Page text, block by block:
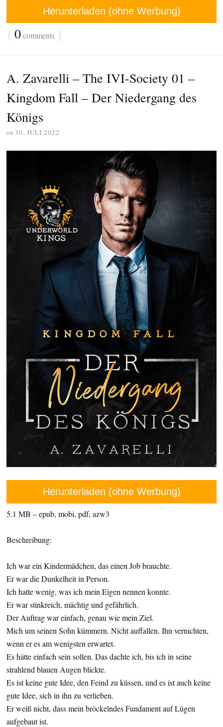
Herunterladen (ohne Werbung)
{ 0comments }
A. Zavarelli – The IVI-Society 01 –
Kingdom Fall – Der Niedergang des
Königs
on 30. JULI 2022
Herunterladen (ohne Werbung)
5.1 MB – epub, mobi, pdf, azw3
Beschreibung:
Ich war ein Kindermädchen, das einen Job brauchte.
Er war die Dunkelheit in Person.
Ich hatte wenig, was ich mein Eigen nennen konnte.
Er war stinkreich, mächtig und gefährlich.
Der Auftrag war einfach, genau wie mein Ziel.
Mich um seinen Sohn kümmern. Nicht auffallen. Ihn vernichten,
wenn er es am wenigsten erwartet.
Es hätte einfach sein sollen. Das dachte ich, bis ich in seine
strahlend blauen Augen blickte.
Es ist keine gute Idee, den Feind zu küssen, und es ist auch keine
gute Idee, sich in ihn zu verlieben.
Er weiß nicht, dass mein bröckelndes Fundament auf Lügen
aufgebaut ist.